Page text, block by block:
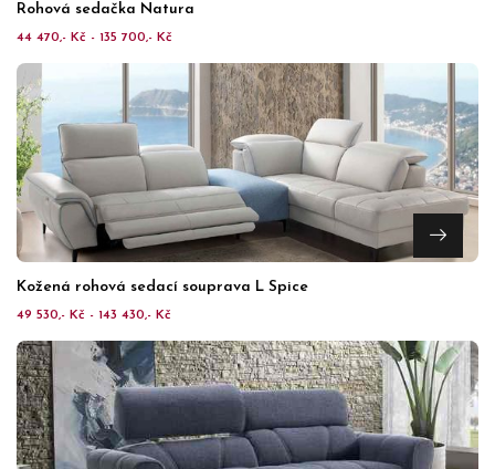
Rohová sedačka Natura
44 470,- Kč - 135 700,- Kč
Kožená rohová sedací souprava L Spice
49 530,- Kč - 143 430,- Kč